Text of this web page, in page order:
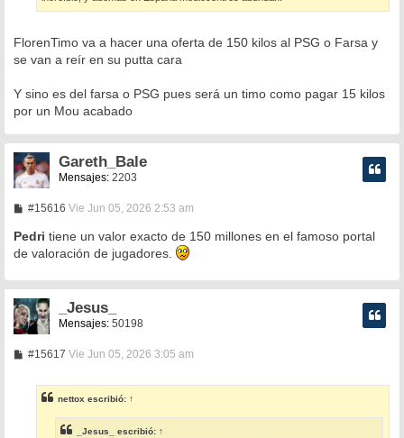
FlorenTimo va a hacer una oferta de 150 kilos al PSG o Farsa y
se van a reír en su putta cara
Y sino es del farsa o PSG pues será un timo como pagar 15 kilos
por un Mou acabado
Gareth_Bale
Mensajes: 2203
#15616M
n
a
e
Vie Jun 05, 2026 2:53 am
Pedri tiene un valor exacto de 150 millones en el famoso portal
de valoración de jugadores.
_Jesus_
Mensajes: 50198
#15617M
a
j
e
Vie Jun 05, 2026 3:05 am
nettox escribió: ↑
_Jesus_ escribió: ↑